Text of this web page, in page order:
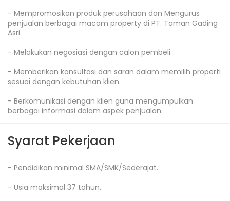
- Mempromosikan produk perusahaan dan Mengurus
penjualan berbagai macam property di PT. Taman Gading
Asri.
- Melakukan negosiasi dengan calon pembeli.
- Memberikan konsultasi dan saran dalam memilih properti
sesuai dengan kebutuhan klien.
- Berkomunikasi dengan klien guna mengumpulkan
berbagai informasi dalam aspek penjualan.
Syarat Pekerjaan
- Pendidikan minimal SMA/SMK/Sederajat.
- Usia maksimal 37 tahun.